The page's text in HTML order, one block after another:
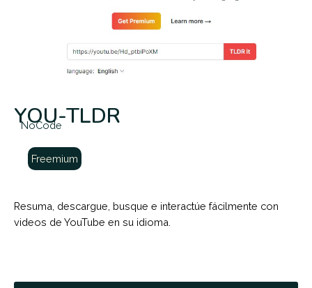
YOU-TLDR
NoCode
Freemium
Resuma, descargue, busque e interactúe fácilmente con
videos de YouTube en su idioma.